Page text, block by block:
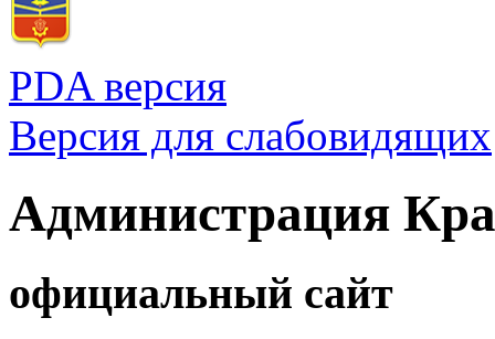
PDA версия
Версия для слабовидящих
Администрация
официальный сайт